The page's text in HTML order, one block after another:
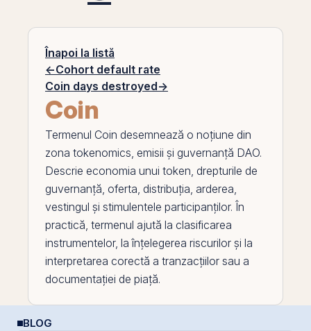
Înapoi la listă
←Cohort default rate
Coin days destroyed→
Coin
Termenul Coin desemnează o noțiune din
zona tokenomics, emisii și guvernanță DAO.
Descrie economia unui token, drepturile de
guvernanță, oferta, distribuția, arderea,
vestingul și stimulentele participanților. În
practică, termenul ajută la clasificarea
instrumentelor, la înțelegerea riscurilor și la
interpretarea corectă a tranzacțiilor sau a
documentației de piață.
BLOG